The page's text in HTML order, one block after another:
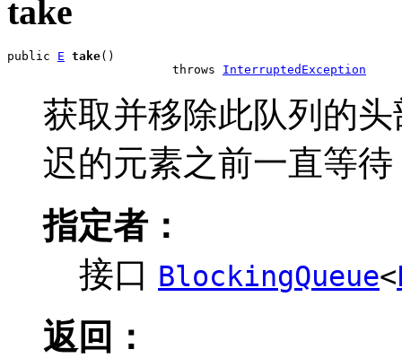
take
public E take()
                       throws
InterruptedException
获取并移除此队列的
迟的元素之前一直等
指定者：
接口 BlockingQueue<
返回：